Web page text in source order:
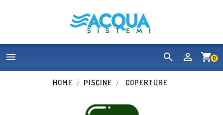
shopping_cart0
 
HOME PISCINE COPERTURE